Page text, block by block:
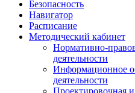
Безопасность
Навигатор
Расписание
Методический кабинет
Нормативно-
деятельности
Информационное
деятельности
Проектировочная